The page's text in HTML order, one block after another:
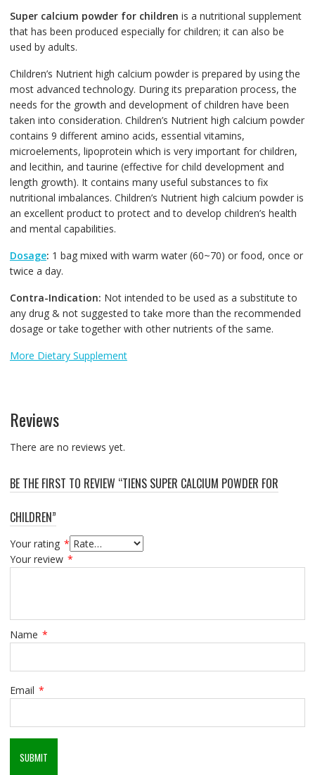
Super calcium powder for children is a nutritional supplement
that has been produced especially for children; it can also be
used by adults.
Children’s Nutrient high calcium powder is prepared by using the
most advanced technology. During its preparation process, the
needs for the growth and development of children have been
taken into consideration. Children’s Nutrient high calcium powder
contains 9 different amino acids, essential vitamins,
microelements, lipoprotein which is very important for children,
and lecithin, and taurine (effective for child development and
length growth). It contains many useful substances to fix
nutritional imbalances. Children’s Nutrient high calcium powder is
an excellent product to protect and to develop children’s health
and mental capabilities.
Dosage: 1 bag mixed with warm water (60~70) or food, once or
twice a day.
Contra-Indication: Not intended to be used as a substitute to
any drug & not suggested to take more than the recommended
dosage or take together with other nutrients of the same.
More Dietary Supplement
Reviews
There are no reviews yet.
BE THE FIRST TO REVIEW “TIENS SUPER CALCIUM POWDER FOR
CHILDREN”
Your rating *
Your review *
Name *
Email *